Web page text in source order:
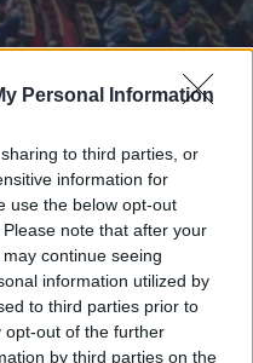
Personal Information
to third parties, or
information for
use the below opt-out
note that after your
continue seeing
information utilized by
to third parties prior to
opt-out of the further
by third parties on the
και ΣΥΡΙΖΑ